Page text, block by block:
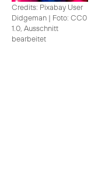
Credits: Pixabay User
Didgeman | Foto: CC0
1.0, Ausschnitt
bearbeitet